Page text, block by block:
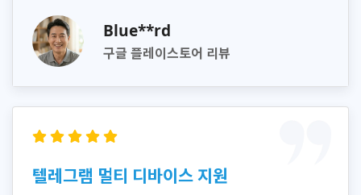
Blue**rd
구글 플레이스토어 리뷰
텔레그램 멀티 디바이스 지원